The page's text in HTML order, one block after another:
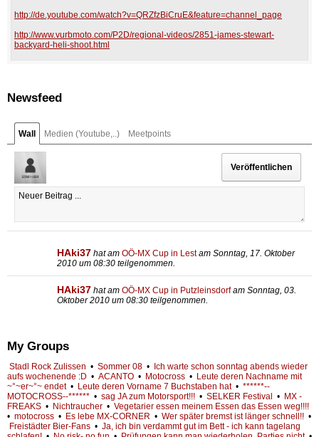
http://de.youtube.com/watch?v=QRZfzBiCruE&feature=channel_page
http://www.vurbmoto.com/P2D/regional-videos/2851-james-stewart-
backyard-heli-shoot.html
Newsfeed
Wall Medien (Youtube,..) Meetpoints
HAki37 hat am OÖ-MX Cup in Lestam Sonntag, 17. Oktober
2010 um 08:30 teilgenommen.
HAki37 hat am OÖ-MX Cup in Putzleinsdorfam Sonntag, 03.
Oktober 2010 um 08:30 teilgenommen.
My Groups
Stadl Rock Zulissen • Sommer 08 • Ich warte schon sonntag abends wieder
aufs wochenende :D • ACANTO • Motocross • Leute deren Nachname mit
~°~er~°~ endet • Leute deren Vorname 7 Buchstaben hat • ******--
MOTOCROSS--****** • sag JA zum Motorsport!!! • SELKER Festival • MX -
FREAKS • Nichtraucher • Vegetarier essen meinem Essen das Essen weg!!!!
• motocross • Es lebe MX-CORNER • Wer später bremst ist länger schnell!! •
Freistädter Bier-Fans • Ja, ich bin verdammt gut im Bett - ich kann tagelang